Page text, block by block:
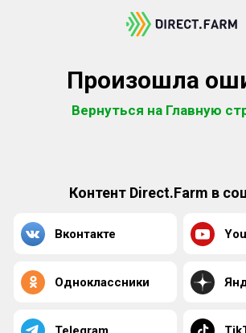
Произошла
Вернуться на Главную
Контент Direct.Farm в
Вконтакте
Одноклассники